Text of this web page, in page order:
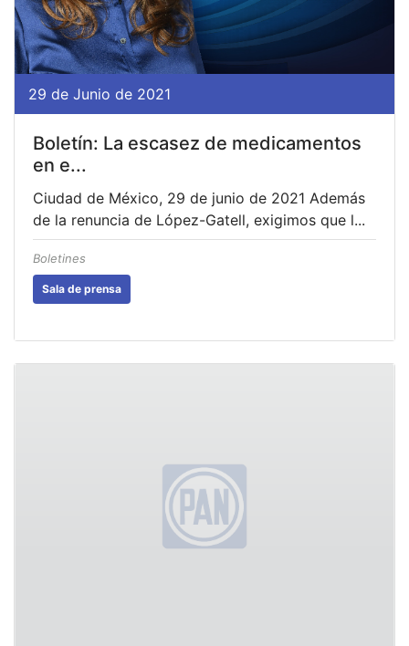
29 de Junio de 2021
Boletín: La escasez de medicamentos
en e...
Ciudad de México, 29 de junio de 2021 Además
de la renuncia de López-Gatell, exigimos que l...
Boletines
Sala de prensa